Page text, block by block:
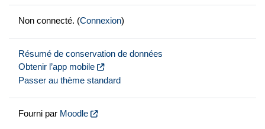
Non connecté. (Connexion)
Résumé de conservation de données
Obtenir l’app mobile
Passer au thème standard
Fourni par Moodle